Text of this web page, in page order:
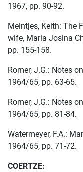
1967, pp. 90-92.
Meintjes, Keith: The
wife, Maria Josina
pp. 155-158.
Romer, J.G.: Notes
1964/65, pp. 63-65.
Romer, J.G.: Notes
1964/65, pp. 81-84.
Watermeyer, F.A.:
1964/65, pp. 71-72.
COERTZE: